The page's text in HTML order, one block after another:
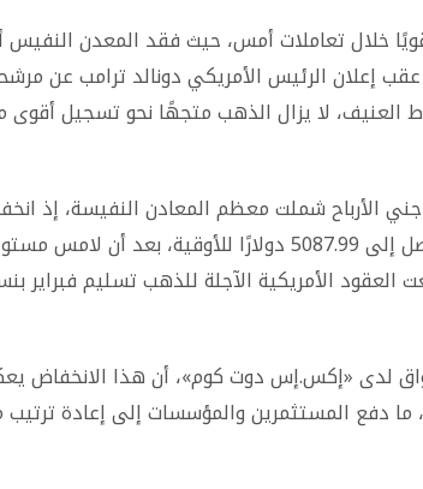
عقب إعلان الرئيس الأمريكي دونالد ترامب عن
العنيف، لا يزال الذهب متجهًا نحو تسجيل
الأرباح شملت معظم المعادن النفيسة، إذ
لدى «إكس.إس دوت كوم»، أن هذا الانخفاض
ما دفع المستثمرين والمؤسسات إلى إعادة